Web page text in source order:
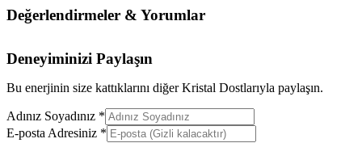
Değerlendirmeler & Yorumlar
Deneyiminizi Paylaşın
Bu enerjinin size kattıklarını diğer Kristal Dostlarıyla paylaşın.
Adınız Soyadınız *
E-posta Adresiniz *